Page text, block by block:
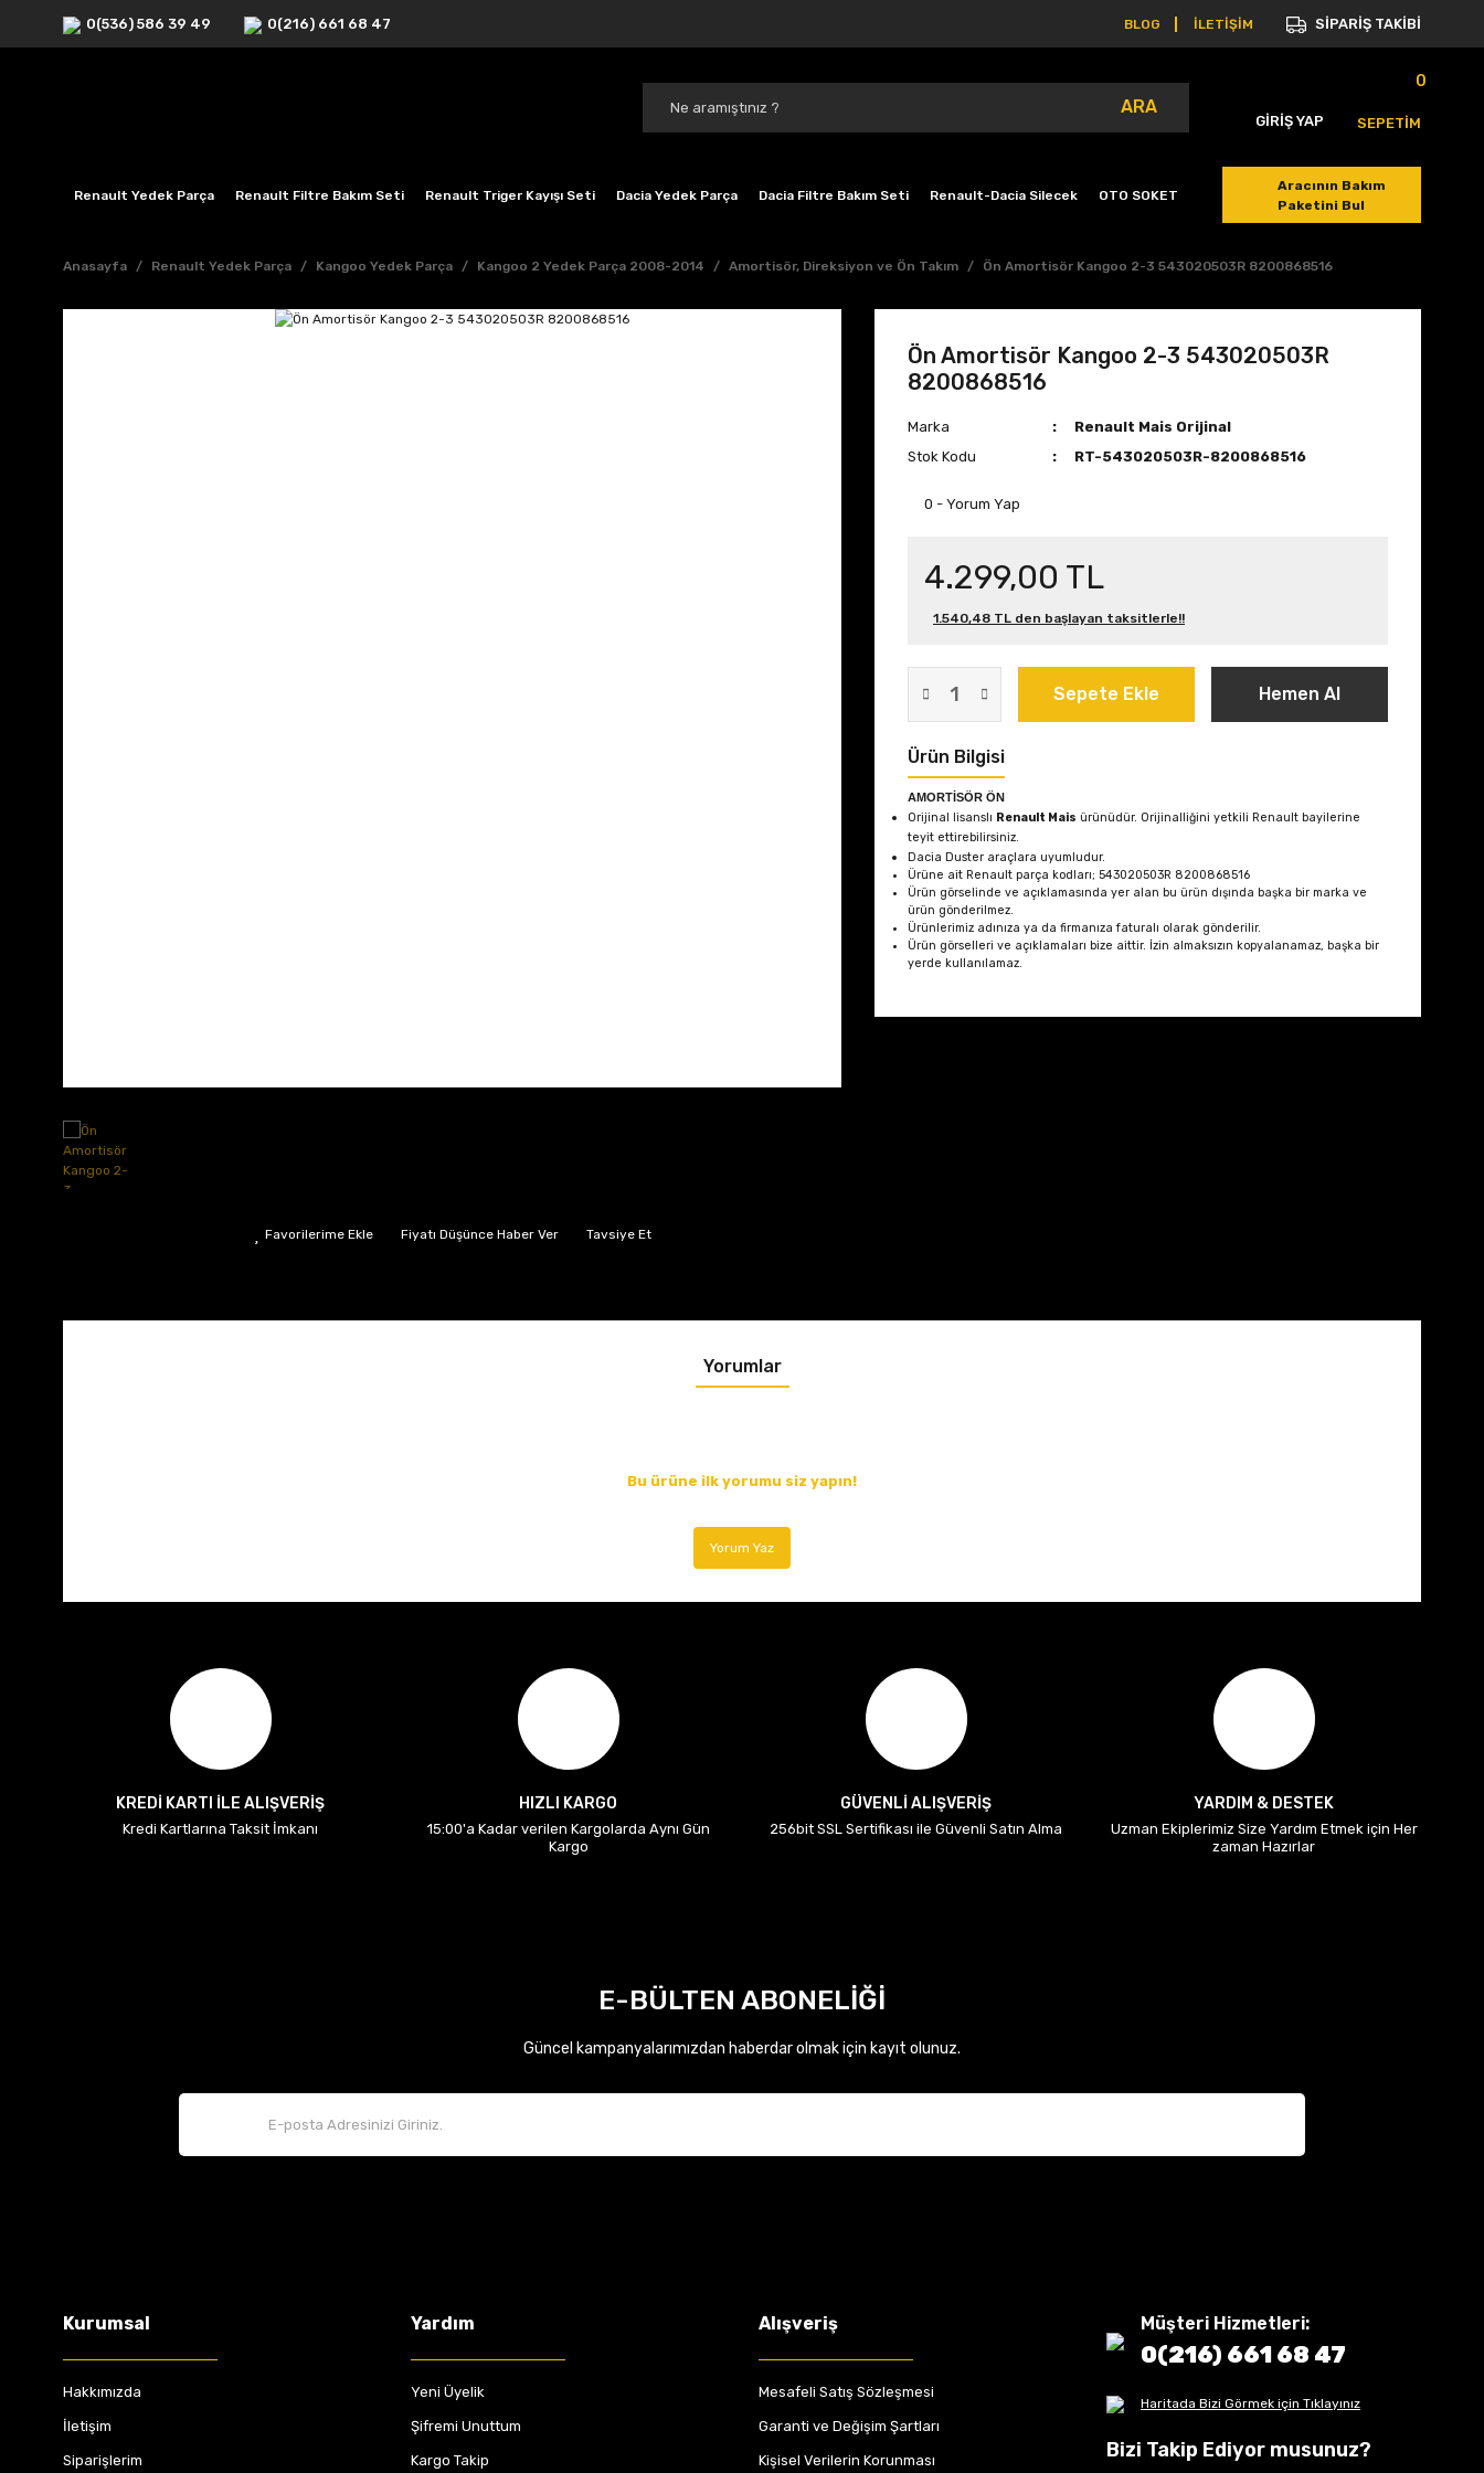
0(536) 586 39 49 0(216) 661 68 47 BLOG İLETİŞİM SİPARİŞ TAKİBİ
ARA
GİRİŞ YAP
0
SEPETİM
Renault Yedek Parça Renault Filtre Bakım Seti Renault Triger Kayışı Seti Dacia Yedek Parça Dacia Filtre Bakım Seti Renault-Dacia Silecek OTO SOKET
Aracının Bakım
Paketini Bul
Anasayfa Renault Yedek Parça Kangoo Yedek Parça Kangoo 2 Yedek Parça 2008-2014 Amortisör, Direksiyon ve Ön Takım Ön Amortisör Kangoo 2-3 543020503R 8200868516
Fiyatı Düşünce Haber Ver Tavsiye Et
Ön Amortisör Kangoo 2-3 543020503R
8200868516
Marka
Renault Mais Orijinal
Stok Kodu
RT-543020503R-8200868516
0 - Yorum Yap
4.299,00 TL
1.540,48 TL den başlayan taksitlerle!!
Sepete Ekle Hemen Al
Ürün Bilgisi
AMORTİSÖR ÖN
Orijinal lisanslı Renault Mais ürünüdür. Orijinalliğini yetkili Renault bayilerine
teyit ettirebilirsiniz.
Dacia Duster araçlara uyumludur.
Ürüne ait Renault parça kodları; 543020503R 8200868516
Ürün görselinde ve açıklamasında yer alan bu ürün dışında başka bir marka ve
ürün gönderilmez.
Ürünlerimiz adınıza ya da firmanıza faturalı olarak gönderilir.
Ürün görselleri ve açıklamaları bize aittir. İzin almaksızın kopyalanamaz, başka bir
yerde kullanılamaz.
Yorumlar
Bu ürüne ilk yorumu siz yapın!
Yorum Yaz
KREDİ KARTI İLE ALIŞVERİŞ
Kredi Kartlarına Taksit İmkanı
HIZLI KARGO
15:00'a Kadar verilen Kargolarda Aynı Gün
Kargo
GÜVENLİ ALIŞVERİŞ
256bit SSL Sertifikası ile Güvenli Satın Alma
YARDIM & DESTEK
Uzman Ekiplerimiz Size Yardım Etmek için Her
zaman Hazırlar
E-BÜLTEN ABONELİĞİ
Güncel kampanyalarımızdan haberdar olmak için kayıt olunuz.
Kurumsal
Hakkımızda
İletişim
Siparişlerim
Yardım
Yeni Üyelik
Şifremi Unuttum
Kargo Takip
Alışveriş
Mesafeli Satış Sözleşmesi
Garanti ve Değişim Şartları
Kişisel Verilerin Korunması
Müşteri Hizmetleri:
0(216) 661 68 47
Haritada Bizi Görmek için Tıklayınız
Bizi Takip Ediyor musunuz?